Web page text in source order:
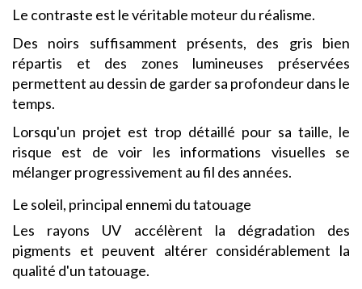
Le contraste est le véritable moteur du réalisme.
Des noirs suffisamment présents, des gris bien
répartis et des zones lumineuses préservées
permettent au dessin de garder sa profondeur dans le
temps.
Lorsqu'un projet est trop détaillé pour sa taille, le
risque est de voir les informations visuelles se
mélanger progressivement au fil des années.
Le soleil, principal ennemi du tatouage
Les rayons UV accélèrent la dégradation des
pigments et peuvent altérer considérablement la
qualité d'un tatouage.